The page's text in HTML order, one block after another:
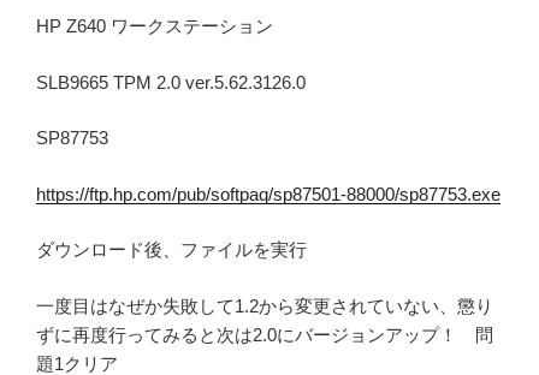
HP Z640 ワークステーション
SLB9665 TPM 2.0 ver.5.62.3126.0
SP87753
https://ftp.hp.com/pub/softpaq/sp87501-88000/sp87753.exe
ダウンロード後、ファイルを実行
一度目はなぜか失敗して1.2から変更されていない、懲り
ずに再度行ってみると次は2.0にバージョンアップ！ 問
題1クリア